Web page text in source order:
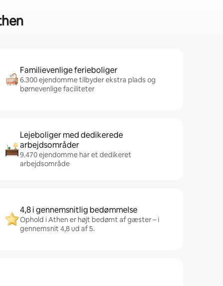
Familievenlige ferieboliger
6.300 ejendomme tilbyder ekstra plads og
børnevenlige faciliteter
Lejeboliger med dedikerede
arbejdsområder
9.470 ejendomme har et dedikeret
arbejdsområde
4,8 i gennemsnitlig bedømmelse
Ophold i Athen er højt bedømt af gæster – i
gennemsnit 4,8 ud af 5.